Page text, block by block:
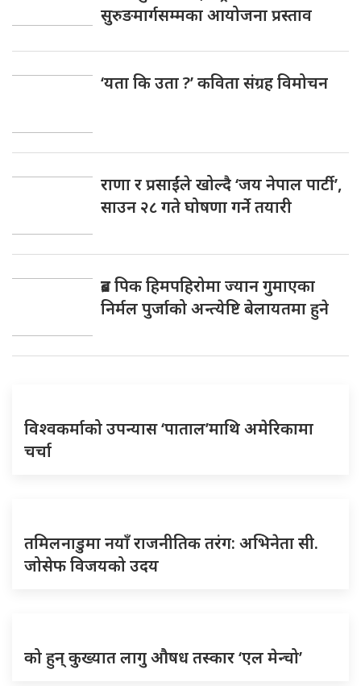
सुरुङमार्गसम्मका आयोजना प्रस्ताव
‘यता कि उता ?’ कविता संग्रह विमोचन
राणा र प्रसाईंले खोल्दै ‘जय नेपाल पार्टी’,
साउन २८ गते घोषणा गर्ने तयारी
ब्रड पिक हिमपहिरोमा ज्यान गुमाएका
निर्मल पुर्जाको अन्त्येष्टि बेलायतमा हुने
विश्वकर्माको उपन्यास ‘पाताल’माथि अमेरिकामा
चर्चा
तमिलनाडुमा नयाँ राजनीतिक तरंग: अभिनेता सी.
जोसेफ विजयको उदय
को हुन् कुख्यात लागु औषध तस्कार ‘एल मेन्चो’